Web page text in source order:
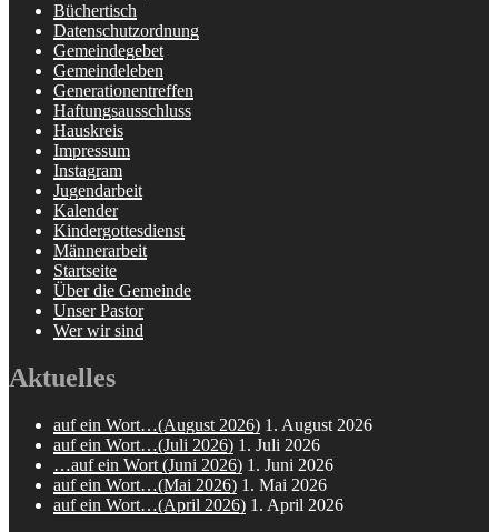
Büchertisch
Datenschutzordnung
Gemeindegebet
Gemeindeleben
Generationentreffen
Haftungsausschluss
Hauskreis
Impressum
Instagram
Jugendarbeit
Kalender
Kindergottesdienst
Männerarbeit
Startseite
Über die Gemeinde
Unser Pastor
Wer wir sind
Aktuelles
auf ein Wort…(August 2026) 1. August 2026
auf ein Wort…(Juli 2026) 1. Juli 2026
…auf ein Wort (Juni 2026) 1. Juni 2026
auf ein Wort…(Mai 2026) 1. Mai 2026
auf ein Wort…(April 2026) 1. April 2026